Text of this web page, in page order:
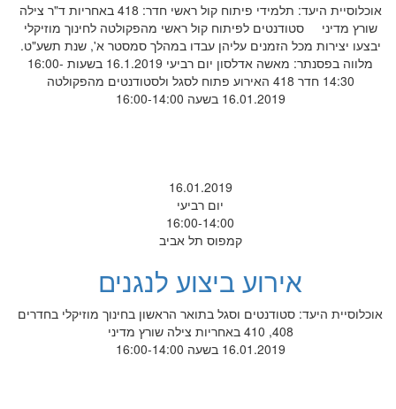
אוכלוסיית היעד: תלמידי פיתוח קול ראשי חדר: 418 באחריות ד"ר צילה
שורץ מדיני סטודנטים לפיתוח קול ראשי מהפקולטה לחינוך מוזיקלי
יבצעו יצירות מכל הזמנים עליהן עבדו במהלך סמסטר א', שנת תשע"ט.
מלווה בפסנתר: מאשה אדלסון יום רביעי 16.1.2019 בשעות 16:00-
14:30 חדר 418 האירוע פתוח לסגל ולסטודנטים מהפקולטה
16.01.2019 בשעה 16:00-14:00
16.01.2019
יום רביעי
16:00-14:00
קמפוס תל אביב
אירוע ביצוע לנגנים
אוכלוסיית היעד: סטודנטים וסגל בתואר הראשון בחינוך מוזיקלי בחדרים
408, 410 באחריות צילה שורץ מדיני
16.01.2019 בשעה 16:00-14:00